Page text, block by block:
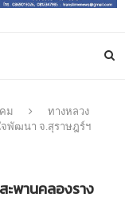
ม
ทางหลวง
จพัฒนา จ.สุราษฎร์ฯ
ะพานคลองราง